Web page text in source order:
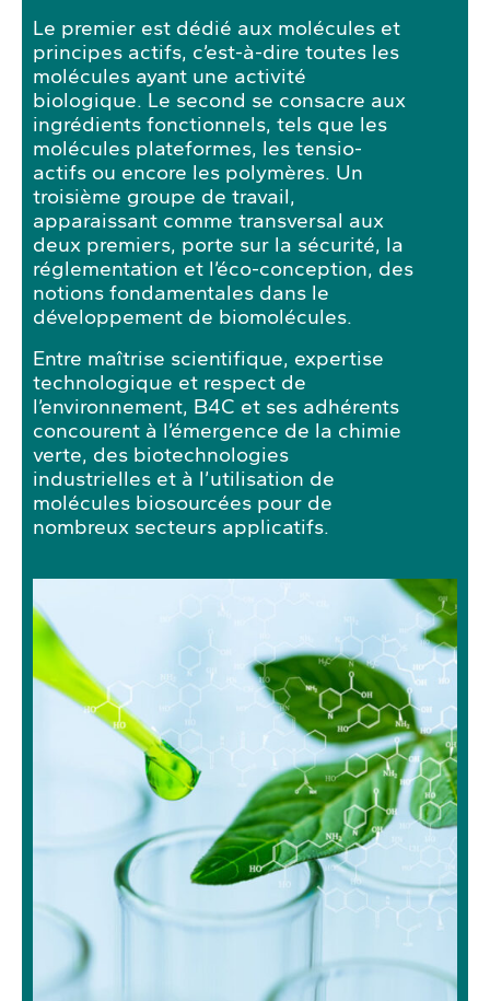
Le premier est dédié aux molécules et
principes actifs, c’est-à-dire toutes les
molécules ayant une activité
biologique. Le second se consacre aux
ingrédients fonctionnels, tels que les
molécules plateformes, les tensio-
actifs ou encore les polymères. Un
troisième groupe de travail,
apparaissant comme transversal aux
deux premiers, porte sur la sécurité, la
réglementation et l’éco-conception, des
notions fondamentales dans le
développement de biomolécules.
Entre maîtrise scientifique, expertise
technologique et respect de
l’environnement, B4C et ses adhérents
concourent à l’émergence de la chimie
verte, des biotechnologies
industrielles et à l’utilisation de
molécules biosourcées pour de
nombreux secteurs applicatifs.